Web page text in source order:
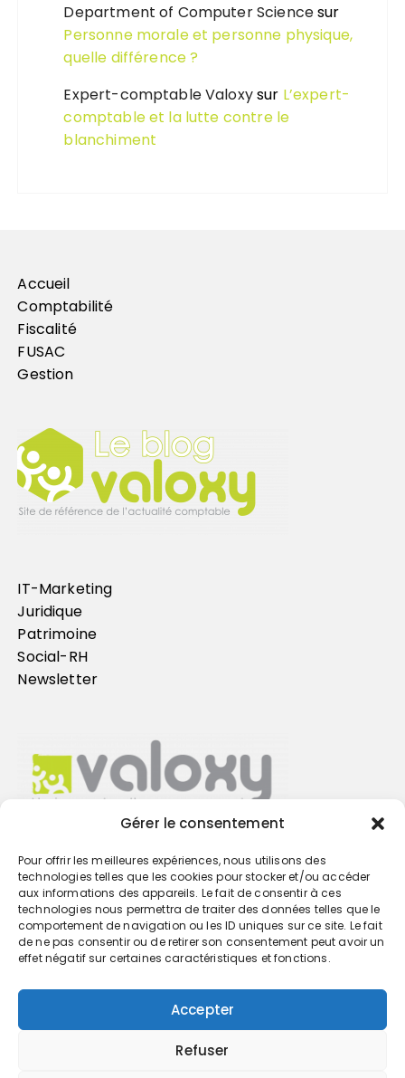
Gérer le consentement
Pour offrir les meilleures expériences, nous utilisons des
technologies telles que les cookies pour stocker et/ou accéder
aux informations des appareils. Le fait de consentir à ces
technologies nous permettra de traiter des données telles que le
comportement de navigation ou les ID uniques sur ce site. Le fait
de ne pas consentir ou de retirer son consentement peut avoir un
effet négatif sur certaines caractéristiques et fonctions.
Accepter
Refuser
Department of Computer Sciencesur
Personne morale et personne physique,
quelle différence ?
Expert-comptable Valoxysur L’expert-
comptable et la lutte contre le
blanchiment
Accueil
Comptabilité
Fiscalité
FUSAC
Gestion
IT-Marketing
Juridique
Patrimoine
Social-RH
Newsletter
Trouvez votre cabinet
GO